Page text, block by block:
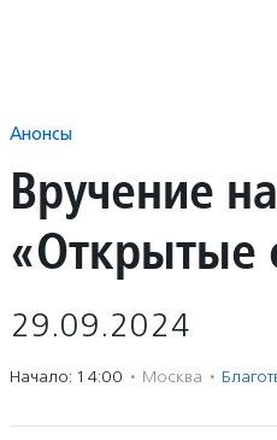
Анонсы
Вручение
«Открытые
29.09.2024
Начало: 14:00 · Москва ·